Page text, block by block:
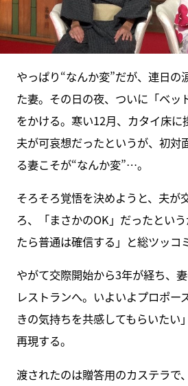
やっぱり“なんか変”だが、連日の
た妻。その日の夜、ついに「ベッ
をかける。寒い12月、カタイ床に
夫が可哀想だったというが、初対
る妻こそが“なんか変”…。
そろそろ覚悟を決めようと、夫が
ろ、「まさかのOK」だったとい
たら普通は確信する」と総ツッコ
やがて交際開始から3年が経ち、
レストランへ。いよいよプロポー
きの気持ちを共感してもらいたい
再現する。
渡されたのは贈答用のカステラで